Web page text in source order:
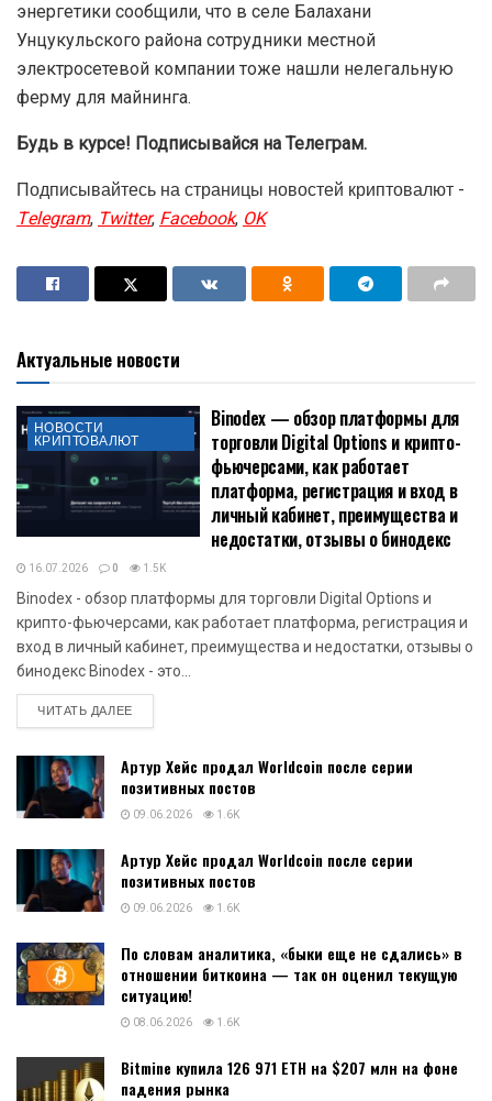
энергетики сообщили, что в селе Балахани
Унцукульского района сотрудники местной
электросетевой компании тоже нашли нелегальную
ферму для майнинга.
Будь в курсе! Подписывайся на Телеграм.
Подписывайтесь на страницы новостей криптовалют -
Telegram,Twitter,Facebook,OK
Актуальные новости
НОВОСТИ
КРИПТОВАЛЮТ
Binodex — обзор платформы для
торговли Digital Options и крипто-
фьючерсами, как работает
платформа, регистрация и вход в
личный кабинет, преимущества и
недостатки, отзывы о бинодекс
16.07.2026 0 1.5K
Binodex - обзор платформы для торговли Digital Options и
крипто-фьючерсами, как работает платформа, регистрация и
вход в личный кабинет, преимущества и недостатки, отзывы о
бинодекс Binodex - это...
ЧИТАТЬ ДАЛЕЕDETAILS
Артур Хейс продал Worldcoin после серии
позитивных постов
09.06.2026 1.6K
Артур Хейс продал Worldcoin после серии
позитивных постов
09.06.2026 1.6K
По словам аналитика, «быки еще не сдались» в
отношении биткоина — так он оценил текущую
ситуацию!
08.06.2026 1.6K
Bitmine купила 126 971 ETH на $207 млн на фоне
падения рынка